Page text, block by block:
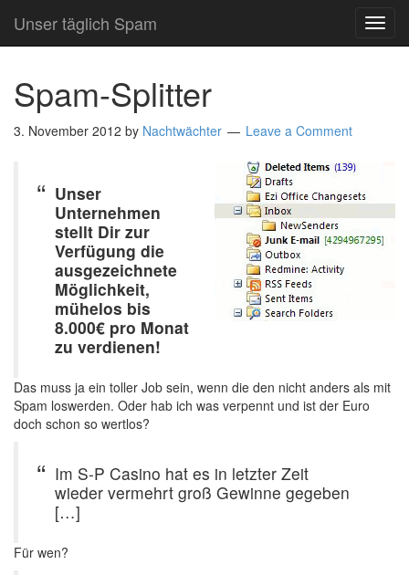
Unser täglich Spam
Spam-Splitter
3. November 2012 by Nachtwächter Leave a Comment
Unser
Unternehmen
stellt Dir zur
Verfügung die
ausgezeichnete
Möglichkeit,
mühelos bis
8.000€ pro Monat
zu verdienen!
Das muss ja ein toller Job sein, wenn die den nicht anders als mit
Spam loswerden. Oder hab ich was verpennt und ist der Euro
doch schon so wertlos?
Im S-P Casino hat es in letzter Zeit
wieder vermehrt groß Gewinne gegeben
[…]
Für wen?